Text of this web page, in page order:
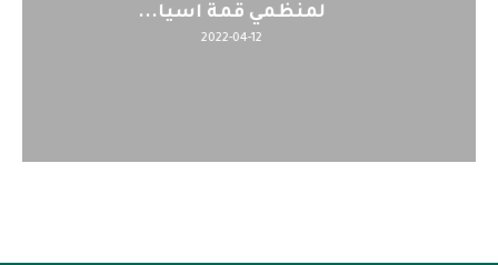
لمنظمي قمة اسيا...
2022-04-12